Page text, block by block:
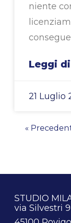
niente
Leggi
21 Luglio
«
STUDIO
via Silvestri 9